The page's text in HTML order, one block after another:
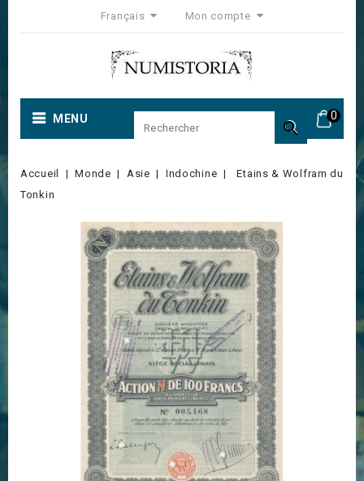
Français Mon compte
0
MENU 
Accueil Monde Asie Indochine
Etains & Wolfram du
Tonkin